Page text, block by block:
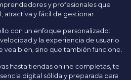
y profesionales que
atractiva y fácil de gestionar.
con un enfoque personalizado:
y la experiencia de usuario
vea bien, sino que también funcione.
hasta tiendas online completas, te
digital sólida y preparada para